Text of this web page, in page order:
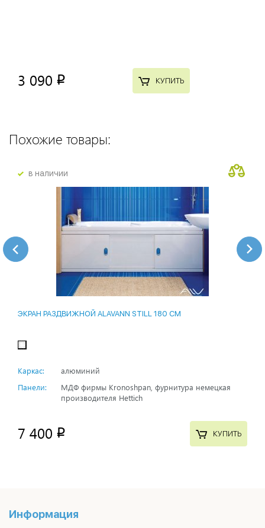
3 090 p КУПИТЬ
Похожие товары:
в наличии
ЭКРАН РАЗДВИЖНОЙ ALAVANN STILL 180 СМ
Каркас:
алюминий
Панели:
МДФ фирмы Kronoshpan, фурнитура немецкая
производителя Hettich
7 400 p КУПИТЬ
Информация